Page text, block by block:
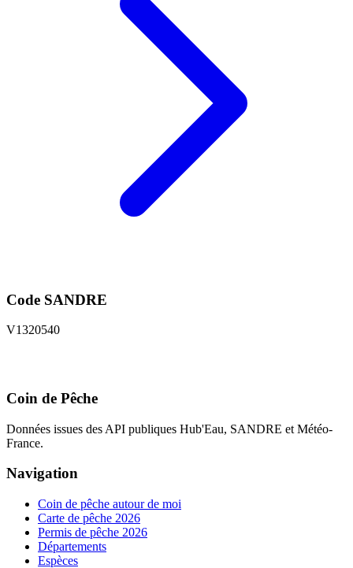
Code SANDRE
V1320540
Coin de Pêche
Données issues des API publiques Hub'Eau, SANDRE et Météo-
France.
Navigation
Coin de pêche autour de moi
Carte de pêche 2026
Permis de pêche 2026
Départements
Espèces